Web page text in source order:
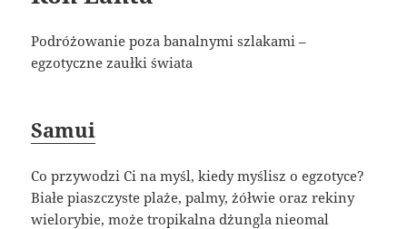
Podróżowanie poza banalnymi szlakami –
egzotyczne zaułki świata
Samui
Co przywodzi Ci na myśl, kiedy myślisz o egzotyce?
Białe piaszczyste plaże, palmy, żółwie oraz rekiny
wielorybie, może tropikalna dżungla nieomal